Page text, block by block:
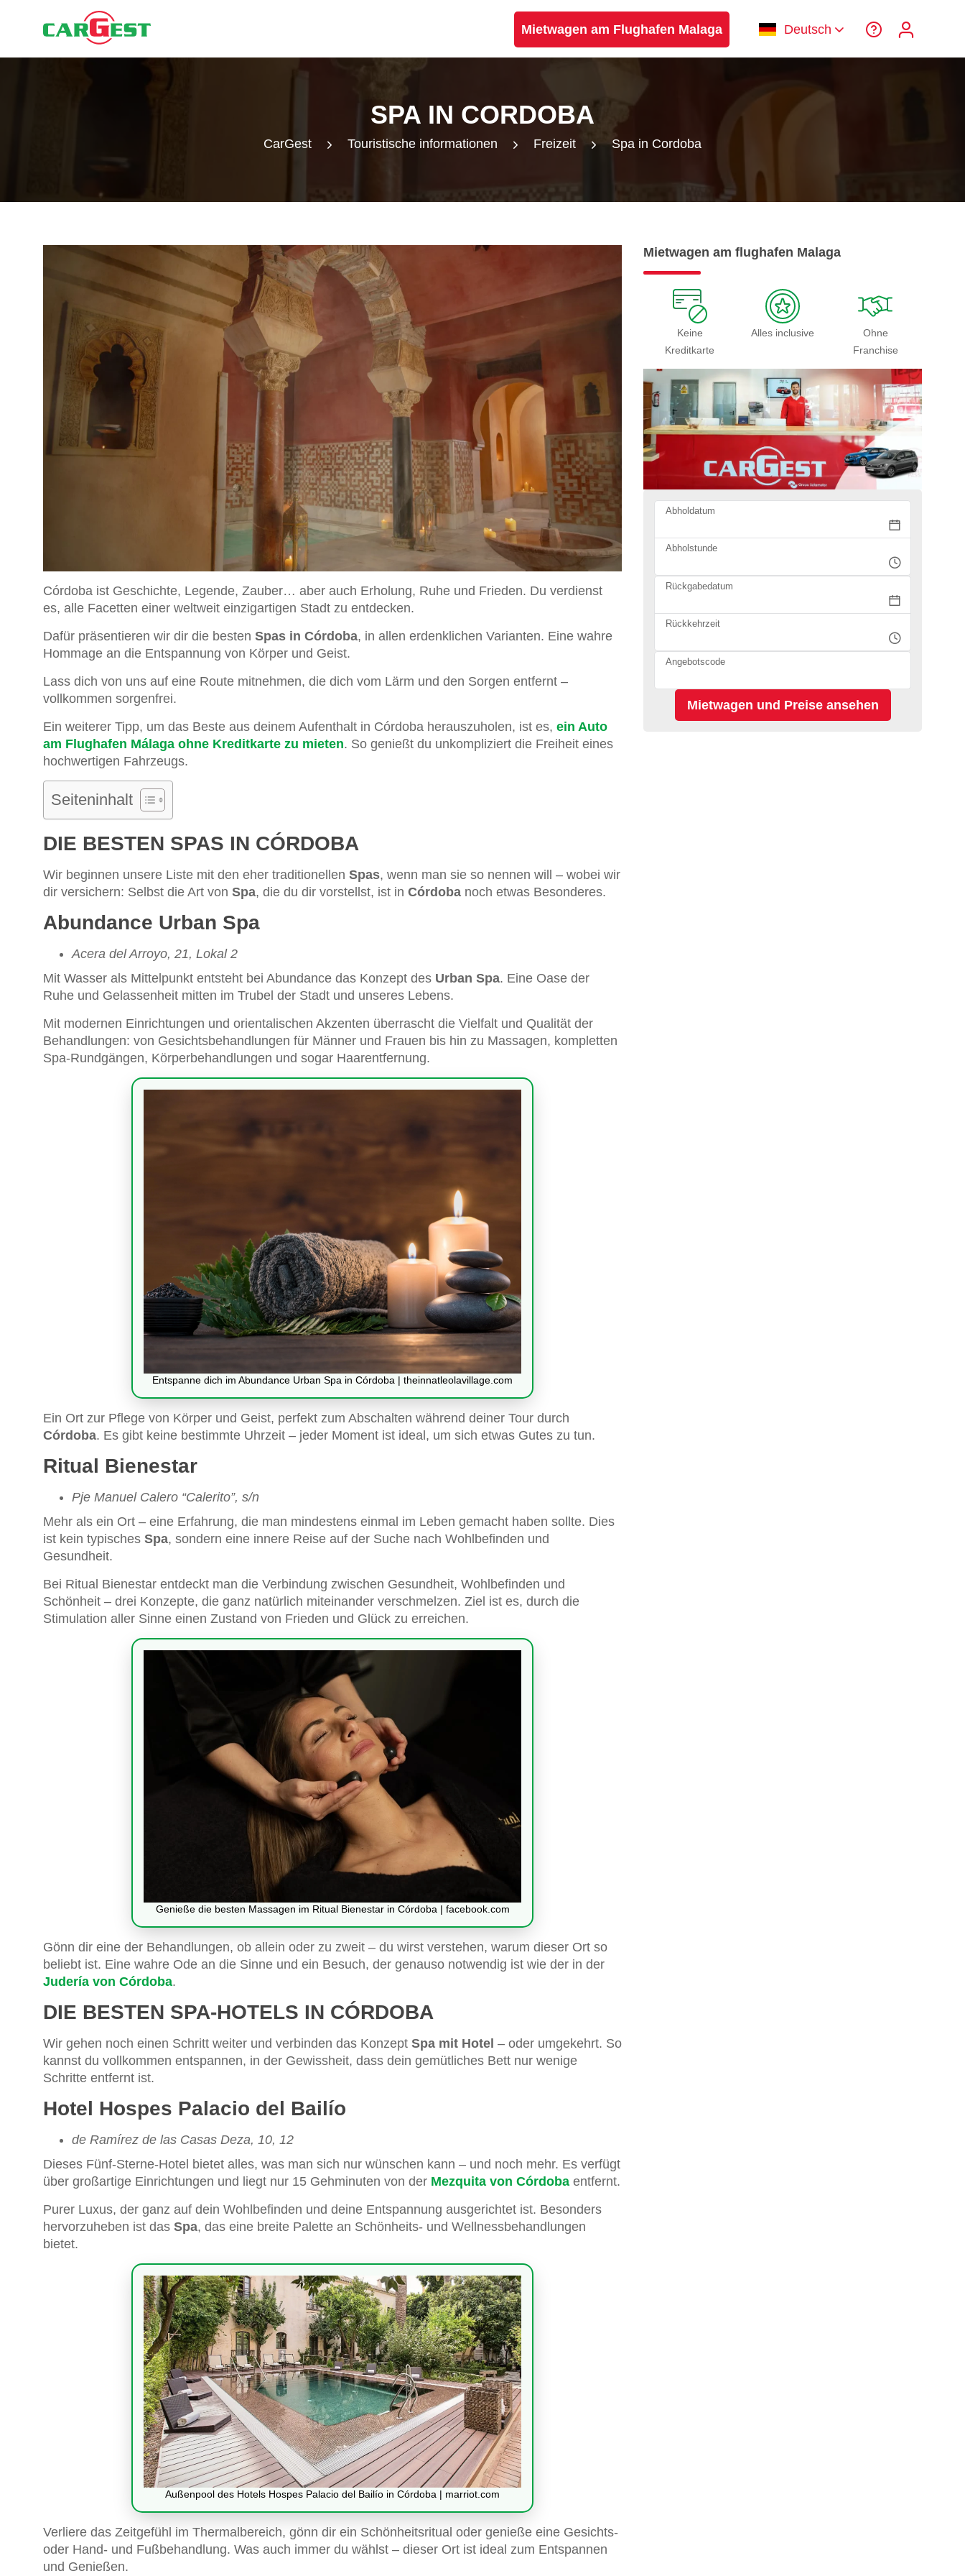
Mietwagen am Flughafen Malaga Deutsch
SPA IN CORDOBA
CarGest Touristische informationen Freizeit Spa in Cordoba
Córdoba ist Geschichte, Legende, Zauber… aber auch Erholung, Ruhe und Frieden. Du verdienst
es, alle Facetten einer weltweit einzigartigen Stadt zu entdecken.
Dafür präsentieren wir dir die besten Spas in Córdoba, in allen erdenklichen Varianten. Eine wahre
Hommage an die Entspannung von Körper und Geist.
Lass dich von uns auf eine Route mitnehmen, die dich vom Lärm und den Sorgen entfernt –
vollkommen sorgenfrei.
Ein weiterer Tipp, um das Beste aus deinem Aufenthalt in Córdoba herauszuholen, ist es, ein Auto
am Flughafen Málaga ohne Kreditkarte zu mieten. So genießt du unkompliziert die Freiheit eines
hochwertigen Fahrzeugs.
Seiteninhalt
DIE BESTEN SPAS IN CÓRDOBA
Wir beginnen unsere Liste mit den eher traditionellen Spas, wenn man sie so nennen will – wobei wir
dir versichern: Selbst die Art von Spa, die du dir vorstellst, ist in Córdoba noch etwas Besonderes.
Abundance Urban Spa
Acera del Arroyo, 21, Lokal 2
Mit Wasser als Mittelpunkt entsteht bei Abundance das Konzept des Urban Spa. Eine Oase der
Ruhe und Gelassenheit mitten im Trubel der Stadt und unseres Lebens.
Mit modernen Einrichtungen und orientalischen Akzenten überrascht die Vielfalt und Qualität der
Behandlungen: von Gesichtsbehandlungen für Männer und Frauen bis hin zu Massagen, kompletten
Spa-Rundgängen, Körperbehandlungen und sogar Haarentfernung.
Entspanne dich im Abundance Urban Spa in Córdoba | theinnatleolavillage.com
Ein Ort zur Pflege von Körper und Geist, perfekt zum Abschalten während deiner Tour durch
Córdoba. Es gibt keine bestimmte Uhrzeit – jeder Moment ist ideal, um sich etwas Gutes zu tun.
Ritual Bienestar
Pje Manuel Calero “Calerito”, s/n
Mehr als ein Ort – eine Erfahrung, die man mindestens einmal im Leben gemacht haben sollte. Dies
ist kein typisches Spa, sondern eine innere Reise auf der Suche nach Wohlbefinden und
Gesundheit.
Bei Ritual Bienestar entdeckt man die Verbindung zwischen Gesundheit, Wohlbefinden und
Schönheit – drei Konzepte, die ganz natürlich miteinander verschmelzen. Ziel ist es, durch die
Stimulation aller Sinne einen Zustand von Frieden und Glück zu erreichen.
Genieße die besten Massagen im Ritual Bienestar in Córdoba | facebook.com
Gönn dir eine der Behandlungen, ob allein oder zu zweit – du wirst verstehen, warum dieser Ort so
beliebt ist. Eine wahre Ode an die Sinne und ein Besuch, der genauso notwendig ist wie der in der
Judería von Córdoba.
DIE BESTEN SPA-HOTELS IN CÓRDOBA
Wir gehen noch einen Schritt weiter und verbinden das Konzept Spa mit Hotel – oder umgekehrt. So
kannst du vollkommen entspannen, in der Gewissheit, dass dein gemütliches Bett nur wenige
Schritte entfernt ist.
Hotel Hospes Palacio del Bailío
de Ramírez de las Casas Deza, 10, 12
Dieses Fünf-Sterne-Hotel bietet alles, was man sich nur wünschen kann – und noch mehr. Es verfügt
über großartige Einrichtungen und liegt nur 15 Gehminuten von der Mezquita von Córdoba entfernt.
Purer Luxus, der ganz auf dein Wohlbefinden und deine Entspannung ausgerichtet ist. Besonders
hervorzuheben ist das Spa, das eine breite Palette an Schönheits- und Wellnessbehandlungen
bietet.
Außenpool des Hotels Hospes Palacio del Bailío in Córdoba | marriot.com
Verliere das Zeitgefühl im Thermalbereich, gönn dir ein Schönheitsritual oder genieße eine Gesichts-
oder Hand- und Fußbehandlung. Was auch immer du wählst – dieser Ort ist ideal zum Entspannen
und Genießen.
Mietwagen am flughafen Malaga
Keine
Kreditkarte
Alles inclusive
Ohne
Franchise
Abholdatum
Abholstunde
Rückgabedatum
Rückkehrzeit
Angebotscode